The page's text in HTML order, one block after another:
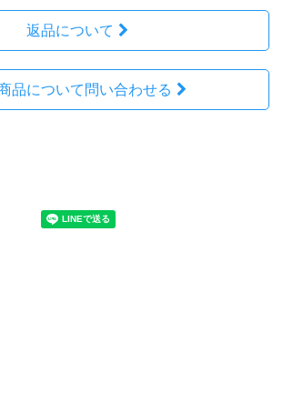
返品について
品について問い合わせる